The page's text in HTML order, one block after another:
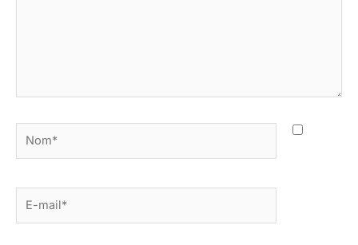
mail*